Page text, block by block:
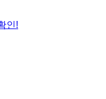
인!